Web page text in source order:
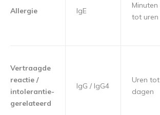
Allergie IgE
Minuten
tot uren
Vertraagde
reactie /
intolerantie-
gerelateerd
IgG / IgG4
Uren tot
dagen